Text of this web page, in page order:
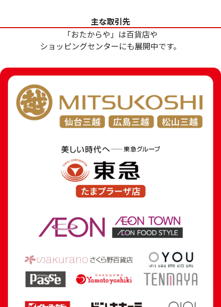
8.2g
参考買取価格
8.1g
参考買取価格
241,000
24金 (K24) カレンダー 新星工業 寅
円
24金 (K24) カレン
3.5g
参考買取価格
104,100円
主な取引先
「おたからや」は百貨店や
ショッピングセンターにも展開中です。